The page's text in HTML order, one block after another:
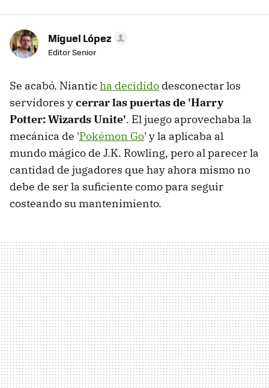
Miguel López
Editor Senior
Se acabó. Nianticha decidido desconectar los
servidores ycerrar las puertas de 'Harry
Potter: Wizards Unite'. El juego aprovechaba la
mecánica de 'Pokémon Go' y la aplicaba al
mundo mágico de J.K. Rowling, pero al parecer la
cantidad de jugadores que hay ahora mismo no
debe de ser la suficiente como para seguir
costeando su mantenimiento.